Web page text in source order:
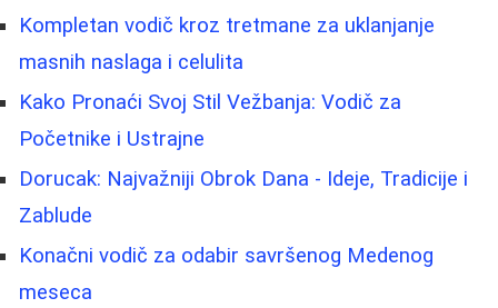
Kompletan vodič kroz tretmane za uklanjanje
masnih naslaga i celulita
Kako Pronaći Svoj Stil Vežbanja: Vodič za
Početnike i Ustrajne
Dorucak: Najvažniji Obrok Dana - Ideje, Tradicije i
Zablude
Konačni vodič za odabir savršenog Medenog
meseca